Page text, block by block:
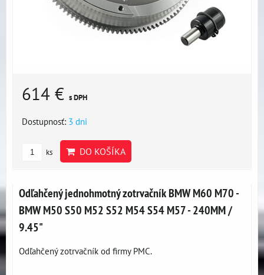
614 € s DPH
Dostupnosť: 3 dni
ks DO KOŠÍKA
Odľahčený jednohmotný zotrvačník BMW M60 M70 -
BMW M50 S50 M52 S52 M54 S54 M57 - 240MM /
9.45"
Odľahčený zotrvačník od firmy PMC.